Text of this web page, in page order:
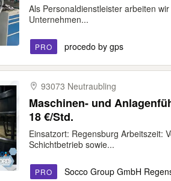
Als Personaldienstleister arbeiten
Unternehmen...
PRO procedo by gps
93073 Neutraubling
Maschinen- und
18 €/Std.
Einsatzort: Regensburg Arbeitszeit:
Schichtbetrieb sowie...
PRO Socco Group GmbH